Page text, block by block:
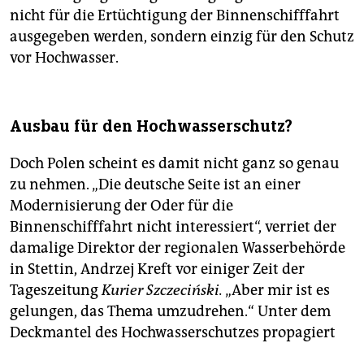
nicht für die Ertüchtigung der Binnenschifffahrt
ausgegeben werden, sondern einzig für den Schutz
vor Hochwasser.
Ausbau für den Hochwasserschutz?
Doch Polen scheint es damit nicht ganz so genau
zu nehmen. „Die deutsche Seite ist an einer
Modernisierung der Oder für die
Binnenschifffahrt nicht interessiert“, verriet der
damalige Direktor der regionalen Wasserbehörde
in Stettin, Andrzej Kreft vor einiger Zeit der
TageszeitungKurier Szczeciński. „Aber mir ist es
gelungen, das Thema umzudrehen.“ Unter dem
Deckmantel des Hochwasserschutzes propagiert